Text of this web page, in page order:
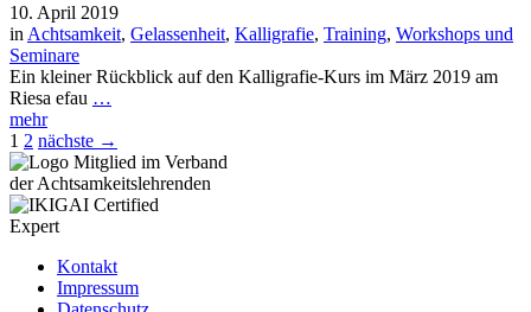
10. April 2019
in Achtsamkeit, Gelassenheit, Kalligrafie, Training, Workshops und
Seminare
Ein kleiner Rückblick auf den Kalligrafie-Kurs im März 2019 am
Riesa efau …
mehr
1 2 nächste →
Kontakt
Impressum